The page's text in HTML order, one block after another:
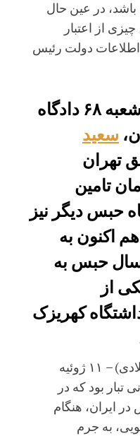
باشد، در عین حال
از اعتبار
دولت رئیس
گفتنی است که پیشتر شعبه ۶۸ دادگاه
سعید
تهران
تامین
حبس دیگر نیز
اکنون به
محکومیت به ۲ سال حبس به
از
کهریزک
زهرا (زیبا) کاظمی (۱۹۴۸ (میلادی) – ۱۱ ژوئیه
تبار بود که در
ایران، هنگام
به جرم